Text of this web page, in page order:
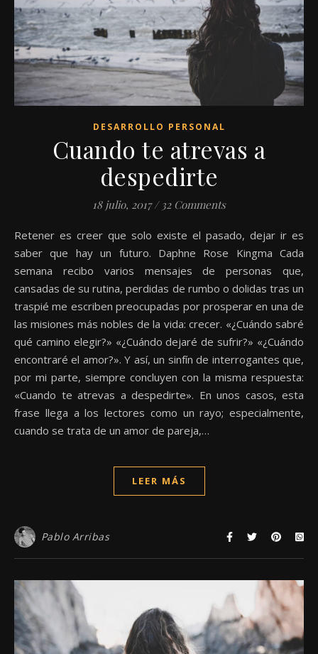
DESARROLLO PERSONAL
Cuando te atrevas a
despedirte
18 julio, 2017 / 32 Comments
Retener es creer que solo existe el pasado, dejar ir es
saber que hay un futuro. Daphne Rose Kingma Cada
semana recibo varios mensajes de personas que,
cansadas de su rutina, perdidas de rumbo o dolidas tras un
traspié me escriben preocupadas por prosperar en una de
las misiones más nobles de la vida: crecer. «¿Cuándo sabré
qué camino elegir?» «¿Cuándo dejaré de sufrir?» «¿Cuándo
encontraré el amor?». Y así, un sinfín de interrogantes que,
por mi parte, siempre concluyen con la misma respuesta:
«Cuando te atrevas a despedirte». En unos casos, esta
frase llega a los lectores como un rayo; especialmente,
cuando se trata de un amor de pareja,…
LEER MÁS
Pablo Arribas